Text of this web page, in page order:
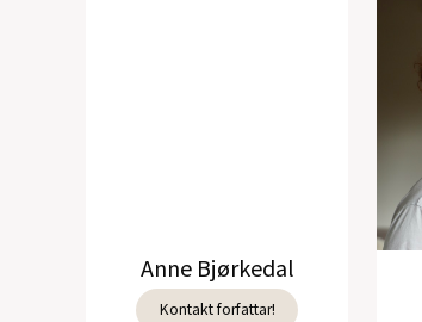
Anne Bjørkedal
Kontakt forfattar!